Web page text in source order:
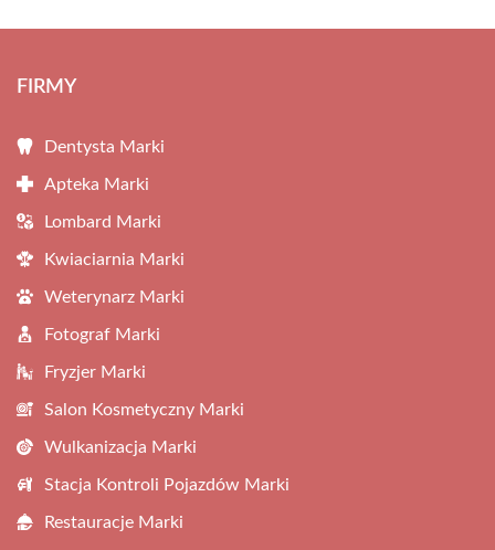
FIRMY
Dentysta Marki
Apteka Marki
Lombard Marki
Kwiaciarnia Marki
Weterynarz Marki
Fotograf Marki
Fryzjer Marki
Salon Kosmetyczny Marki
Wulkanizacja Marki
Stacja Kontroli Pojazdów Marki
Restauracje Marki